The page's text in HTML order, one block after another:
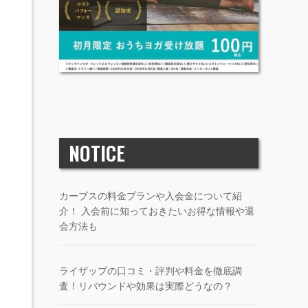
NOTICE
カーブスの料金プランや入会金について紹
介！ 入会前に知っておきたいお得な情報や退
会方法も
ライザップの口コミ・評判や料金を徹底調
査！リバウンドや効果は実際どうなの？